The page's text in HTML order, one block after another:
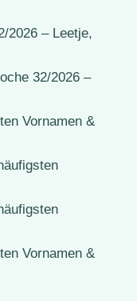
2026 – Leetje,
32/2026 –
Vornamen &
Vornamen &